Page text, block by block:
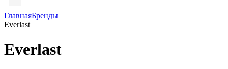
ГлавнаяБренды
Everlast
Everlast